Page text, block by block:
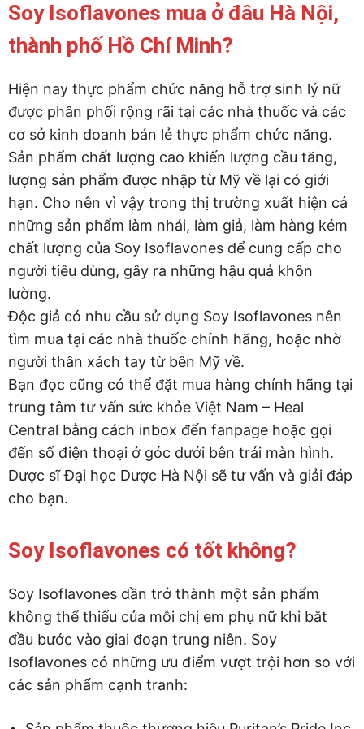
Soy Isoflavones mua ở đâu Hà Nội,
thành phố Hồ Chí Minh?
Hiện nay thực phẩm chức năng hỗ trợ sinh lý nữ
được phân phối rộng rãi tại các nhà thuốc và các
cơ sở kinh doanh bán lẻ thực phẩm chức năng.
Sản phẩm chất lượng cao khiến lượng cầu tăng,
lượng sản phẩm được nhập từ Mỹ về lại có giới
hạn. Cho nên vì vậy trong thị trường xuất hiện cả
những sản phẩm làm nhái, làm giả, làm hàng kém
chất lượng của Soy Isoflavones để cung cấp cho
người tiêu dùng, gây ra những hậu quả khôn
lường.
Độc giả có nhu cầu sử dụng Soy Isoflavones nên
tìm mua tại các nhà thuốc chính hãng, hoặc nhờ
người thân xách tay từ bên Mỹ về.
Bạn đọc cũng có thể đặt mua hàng chính hãng tại
trung tâm tư vấn sức khỏe Việt Nam – Heal
Central bằng cách inbox đến fanpage hoặc gọi
đến số điện thoại ở góc dưới bên trái màn hình.
Dược sĩ Đại học Dược Hà Nội sẽ tư vấn và giải đáp
cho bạn.
Soy Isoflavones có tốt không?
Soy Isoflavones dần trở thành một sản phẩm
không thể thiếu của mỗi chị em phụ nữ khi bắt
đầu bước vào giai đoạn trung niên. Soy
Isoflavones có những ưu điểm vượt trội hơn so với
các sản phẩm cạnh tranh: